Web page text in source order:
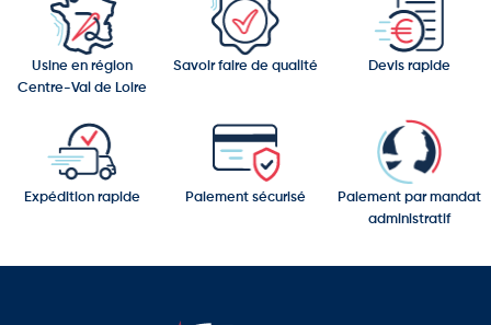
Usine en région
Centre-Val de Loire
Savoir faire de qualité Devis rapide
Expédition rapide Paiement sécurisé
Paiement par mandat
administratif